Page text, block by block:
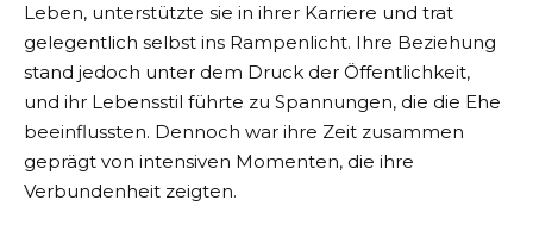
Leben, unterstützte sie in ihrer Karriere und trat
gelegentlich selbst ins Rampenlicht. Ihre Beziehung
stand jedoch unter dem Druck der Öffentlichkeit,
und ihr Lebensstil führte zu Spannungen, die die Ehe
beeinflussten. Dennoch war ihre Zeit zusammen
geprägt von intensiven Momenten, die ihre
Verbundenheit zeigten.